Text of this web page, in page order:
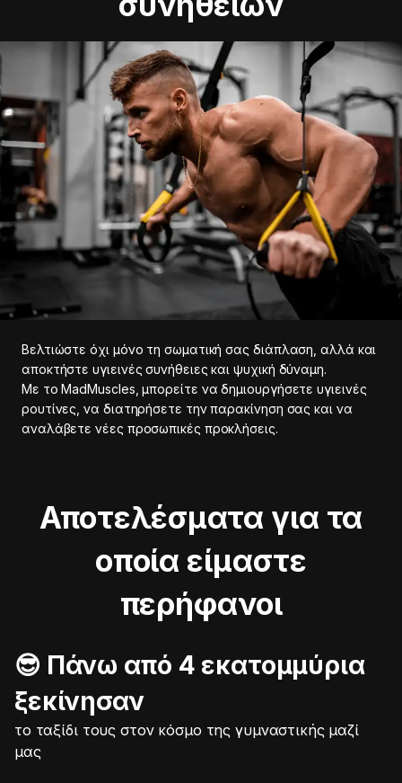
Βελτιώστε όχι μόνο τη σωματική σας διάπλαση, αλλά και
αποκτήστε υγιεινές συνήθειες και ψυχική δύναμη.
Με το MadMuscles, μπορείτε να δημιουργήσετε υγιεινές
ρουτίνες, να διατηρήσετε την παρακίνηση σας και να
αναλάβετε νέες προσωπικές προκλήσεις.
Αποτελέσματα για τα
οποία είμαστε
περήφανοι
😎 Πάνω από 4 εκατομμύρια
ξεκίνησαν
το ταξίδι τους στον κόσμο της γυμναστικής μαζί
μας